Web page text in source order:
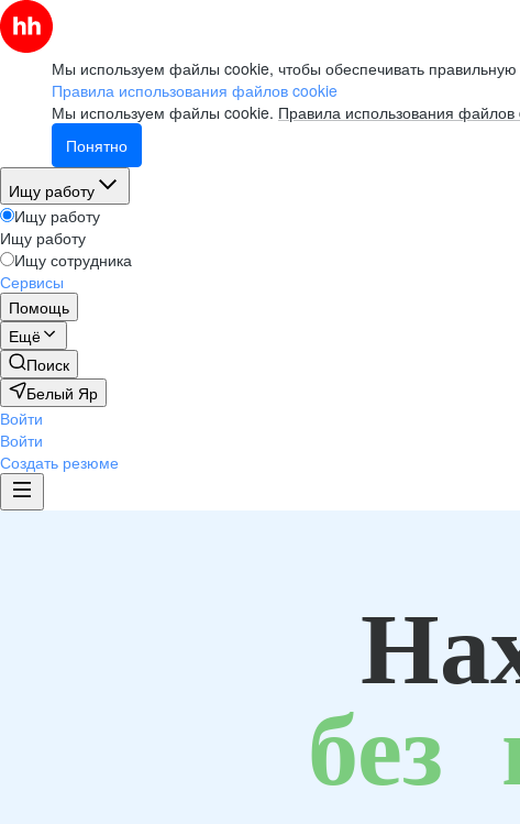
Мы используем файлы cookie, чтобы обеспечивать
Правила использования файлов cookie
Мы используем файлы cookie. Правила использования файлов
Понятно
Ищу работу
Ищу работу
Ищу работу
Ищу сотрудника
Сервисы
Помощь
Ещё
Поиск
Белый Яр
Войти
Войти
Создать резюме
без